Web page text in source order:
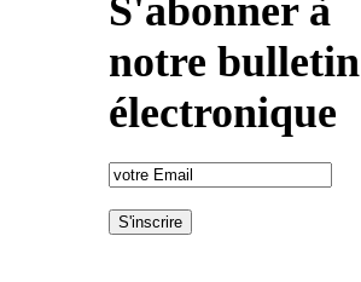
S'abonner à
notre bulletin
électronique